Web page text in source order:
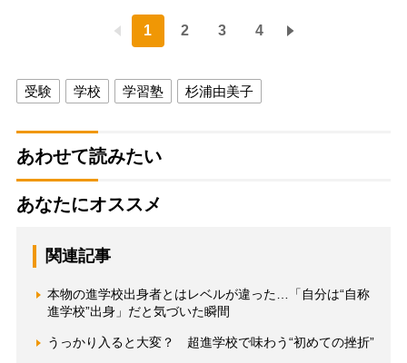
1 2 3 4
受験 学校 学習塾 杉浦由美子
あわせて読みたい
あなたにオススメ
関連記事
本物の進学校出身者とはレベルが違った…「自分は“自称
進学校”出身」だと気づいた瞬間
うっかり入ると大変？ 超進学校で味わう“初めての挫折”